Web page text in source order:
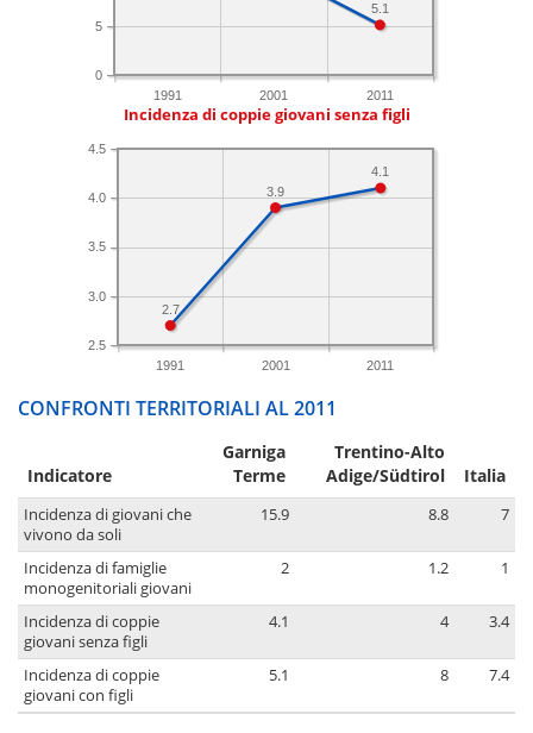
1991 2001 2011
0
5
5.1
Incidenza di coppie giovani senza figli
1991 2001 2011
2.5
3.0
3.5
4.0
4.5
4.1
3.9
2.7
CONFRONTI TERRITORIALI AL 2011
Indicatore
Garniga
Terme
Trentino-Alto
Adige/Südtirol
Italia
Incidenza di giovani che
vivono da soli
15.9 8.8 7
Incidenza di famiglie
monogenitoriali giovani
2 1.2 1
Incidenza di coppie
giovani senza figli
4.1 4 3.4
Incidenza di coppie
giovani con figli
5.1 8 7.4